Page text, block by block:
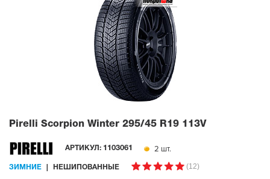
Pirelli Scorpion Winter 295/45 R19 113V
АРТИКУЛ: 1103061 2 шт.
ЗИМНИЕ НЕШИПОВАННЫЕ (12)